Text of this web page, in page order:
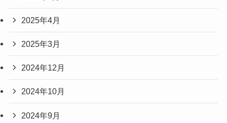
2025年4月
2025年3月
2024年12月
2024年10月
2024年9月